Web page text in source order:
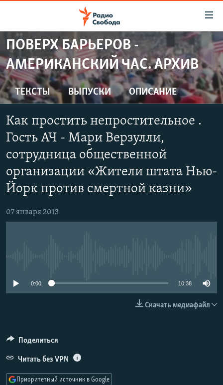
упрощенного
доступа
Вернуться
к
основному
Вернутся
навигации
Вернутся
поиску
ПРОГРАММЫ
ПОДКАСТЫ
АВТОРСКИЕ ПРОЕКТЫ
ЦИТАТЫ СВОБОДЫ
МНЕНИЯ
КУЛЬТУРА
IDEL.РЕАЛИИ
КАВКАЗ.РЕАЛИИ
СЕВЕР.РЕАЛИИ
СИБИРЬ.РЕАЛИИ
Все сайты РСЕ/РС
ПОВЕРХ БАРЬЕРОВ -
АМЕРИКАНСКИЙ ЧАС. АРХИВ
ТЕКСТЫ ВЫПУСКИ ОПИСАНИЕ
Как простить непростительное .
Гость АЧ - Мари Верзулли,
сотрудница общественной
организации «Жители штата Нью-
Йорк против смертной казни»
07 января 2013
0:00 10:38
Скачать медиафайл
Поделиться
Читать без VPN
Приоритетный источник в Google